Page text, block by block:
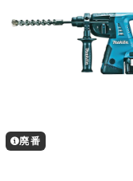
廃番